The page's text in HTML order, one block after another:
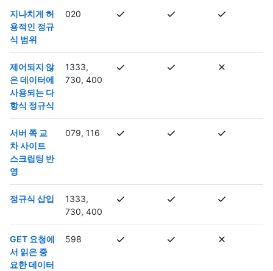
지나치게 허
용적인 정규
식 범위
020
제어되지 않
은 데이터에
사용되는 다
항식 정규식
1333,
730, 400
서버 쪽 교
차 사이트
스크립팅 반
영
079, 116
정규식 삽입
1333,
730, 400
GET 요청에
서 읽은 중
요한 데이터
598